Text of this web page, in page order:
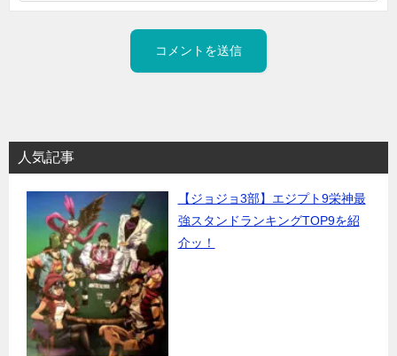
人気記事
【ジョジョ3部】エジプト9栄神最
強スタンドランキングTOP9を紹
介ッ！